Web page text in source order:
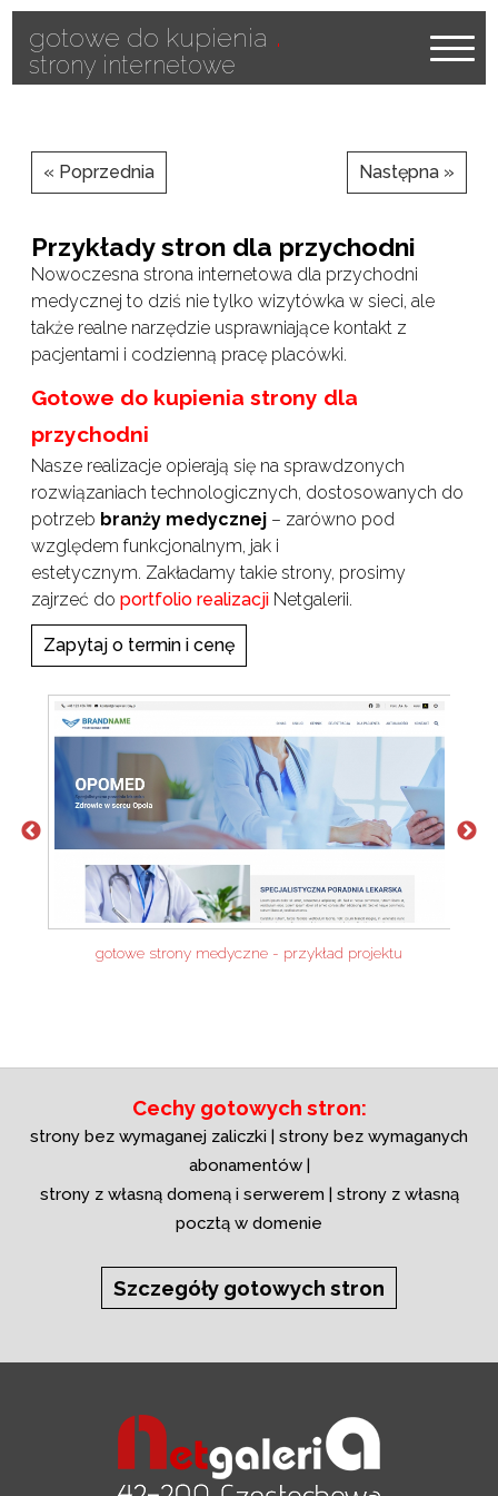
gotowe do kupienia .
strony internetowe
« Poprzednia Następna »
Przykłady stron dla przychodni
Nowoczesna strona internetowa dla przychodni
medycznej to dziś nie tylko wizytówka w sieci, ale
także realne narzędzie usprawniające kontakt z
pacjentami i codzienną pracę placówki.
Gotowe do kupienia strony dla
przychodni
Nasze realizacje opierają się na sprawdzonych
rozwiązaniach technologicznych, dostosowanych do
potrzeb branży medycznej– zarówno pod
względem funkcjonalnym, jak i
estetycznym. Zakładamy takie strony, prosimy
zajrzeć do portfolio realizacjiNetgalerii.
Zapytaj o termin i cenę
gotowe strony medyczne - przykład projektu
Cechy gotowych stron:
strony bez wymaganej zaliczki | strony bez wymaganych
abonamentów |
strony z własną domeną i serwerem | strony z własną
pocztą w domenie
Szczegóły gotowych stron